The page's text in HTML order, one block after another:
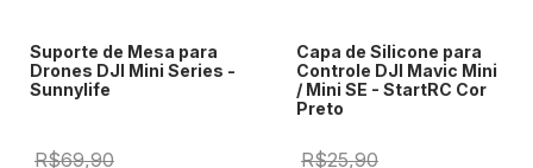
Suporte de Mesa para
Drones DJI Mini Series -
Sunnylife
R$69,90
Capa de Silicone para
Controle DJI Mavic Mini
/ Mini SE - StartRC Cor
Preto
R$25,90